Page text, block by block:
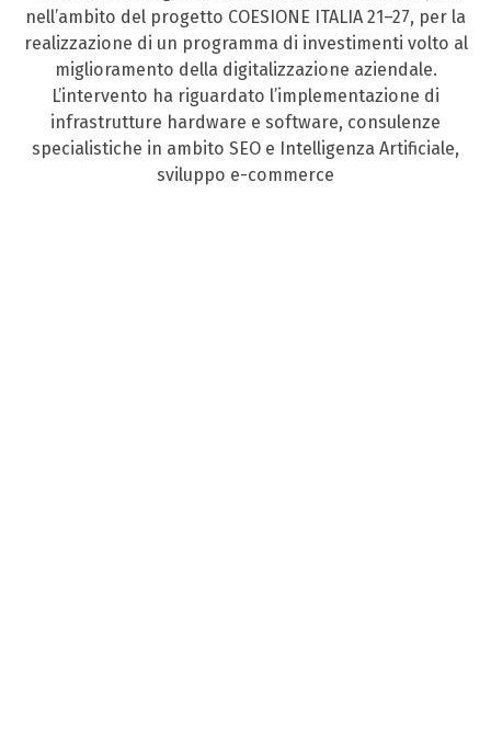
nell’ambito del progetto COESIONE ITALIA 21–27, per la
realizzazione di un programma di investimenti volto al
miglioramento della digitalizzazione aziendale.
L’intervento ha riguardato l’implementazione di
infrastrutture hardware e software, consulenze
specialistiche in ambito SEO e Intelligenza Artificiale,
sviluppo e-commerce